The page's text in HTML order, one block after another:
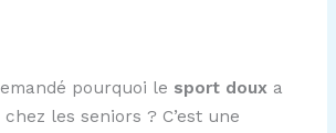
pourquoi le sport doux a
les seniors ? C’est une